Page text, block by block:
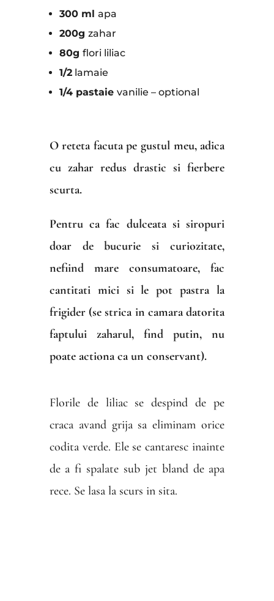
300 ml apa
200g zahar
80g flori liliac
1/2lamaie
1/4 pastaie vanilie – optional
O reteta facuta pe gustul meu, adica
cu zahar redus drastic si fierbere
scurta.
Pentru ca fac dulceata si siropuri
doar de bucurie si curiozitate,
nefiind mare consumatoare, fac
cantitati mici si le pot pastra la
frigider (se strica in camara datorita
faptului zaharul, find putin, nu
poate actiona ca un conservant).
Florile de liliac se despind de pe
craca avand grija sa eliminam orice
codita verde. Ele se cantaresc inainte
de a fi spalate sub jet bland de apa
rece. Se lasa la scurs in sita.